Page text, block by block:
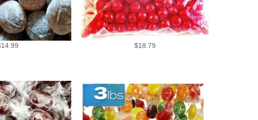
14.99 $18.79